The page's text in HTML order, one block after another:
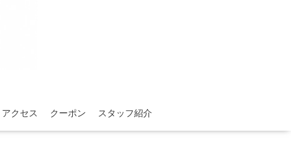
アクセス クーポン スタッフ紹介